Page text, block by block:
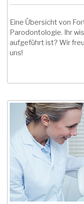
Eine Übersicht von
Parodontologie. Ihr
aufgeführt ist? Wir
uns!